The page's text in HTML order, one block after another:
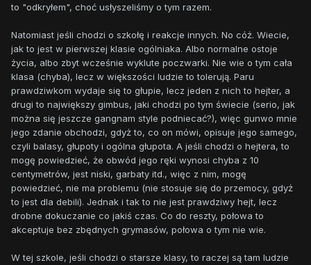
to "odkryłem", choć usłyszeliśmy o tym razem.
Natomiast jeśli chodzi o szkołę i reakcje innych. No cóż. Wiecie,
jak to jest w pierwszej klasie ogólniaka. Albo normalne ostoje
życia, albo zbyt wcześnie wyklute poczwarki. Nie wie o tym cała
klasa (chyba), lecz w większości ludzie to tolerują. Paru
prawdziwkom wydaje się to głupie, lecz jeden z nich to hejter, a
drugi to największy gimbus, jaki chodzi po tym świecie (serio, jak
można się jeszcze gangnam style podniecać?), więc gunwo mnie
jego zdanie obchodzi, gdyż to, co on mówi, opisuje jego samego,
czyli balasy, głupoty i ogólna głupota. A jeśli chodzi o hejtera, to
mogę powiedzieć, że obwód jego ręki wynosi chyba z 10
centymetrów, jest niski, garbaty itd., więc z nim, mogę
powiedzieć, nie ma problemu (nie stosuje się do przemocy, gdyż
to jest dla debili). Jednak i tak to nie jest prawdziwy hejt, lecz
drobne dokuczanie co jakiś czas. Co do reszty, połowa to
akceptuje bez zbędnych grymasów, połowa o tym nie wie.
W tej szkole, jeśli chodzi o starsze klasy, to raczej są tam ludzie